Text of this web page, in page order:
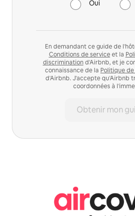
Oui
En demandant ce guide de
Conditions de serviceet la
discrimination d'Airbnb, et je
connaissance de la Politique
d'Airbnb. J'accepte qu'Airbnb
coordonnées à
Obtenir mon